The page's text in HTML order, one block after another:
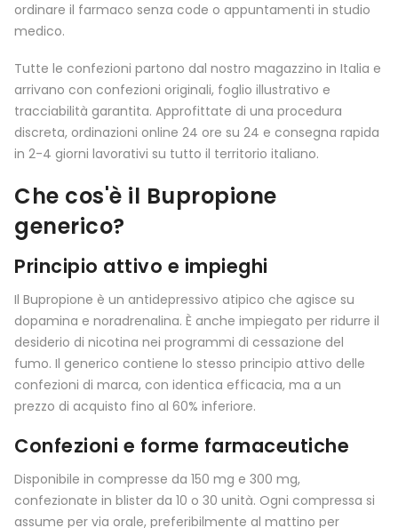
ordinare il farmaco senza code o appuntamenti in studio
medico.
Tutte le confezioni partono dal nostro magazzino in Italia e
arrivano con confezioni originali, foglio illustrativo e
tracciabilità garantita. Approfittate di una procedura
discreta, ordinazioni online 24 ore su 24 e consegna rapida
in 2-4 giorni lavorativi su tutto il territorio italiano.
Che cos'è il Bupropione
generico?
Principio attivo e impieghi
Il Bupropione è un antidepressivo atipico che agisce su
dopamina e noradrenalina. È anche impiegato per ridurre il
desiderio di nicotina nei programmi di cessazione del
fumo. Il generico contiene lo stesso principio attivo delle
confezioni di marca, con identica efficacia, ma a un
prezzo di acquisto fino al 60% inferiore.
Confezioni e forme farmaceutiche
Disponibile in compresse da 150 mg e 300 mg,
confezionate in blister da 10 o 30 unità. Ogni compressa si
assume per via orale, preferibilmente al mattino per